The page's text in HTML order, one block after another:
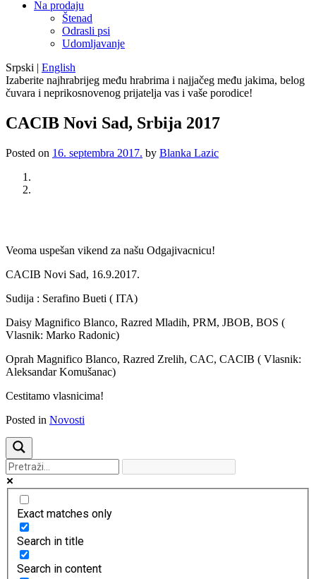
Na prodaju
Štenad
Odrasli psi
Udomljavanje
Srpski | English
Izaberite najhrabrijeg među hrabrima i najjačeg među jakima, belog
čuvara i neprikosnovenog prijatelja vas i vaše porodice!
CACIB Novi Sad, Srbija 2017
Posted on 16. septembra 2017. by Blanka Lazic
Veoma uspešan vikend za našu Odgajivacnicu!
CACIB Novi Sad, 16.9.2017.
Sudija : Serafino Bueti ( ITA)
Daisy Magnifico Blanco, Razred Mladih, PRM, JBOB, BOS (
Vlasnik: Marko Radonic)
Oprah Magnifico Blanco, Razred Zrelih, CAC, CACIB ( Vlasnik:
Aleksandar Komušanac)
Cestitamo vlasnicima!
Posted in Novosti
Exact matches only
Search in title
Search in content